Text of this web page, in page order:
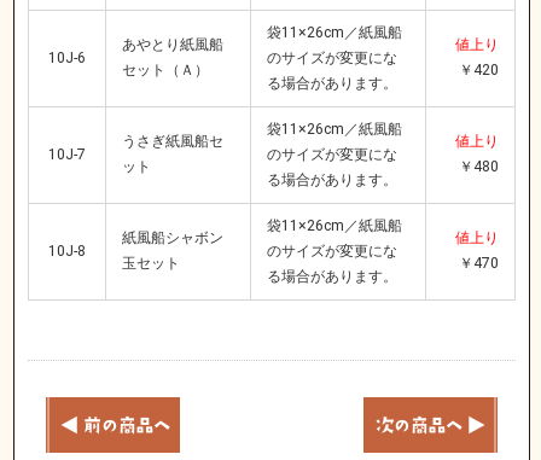
10J-6
あやとり紙風船
セット（Ａ）
袋11×26cm／紙風船
のサイズが変更にな
る場合があります。
値上り
￥420
10J-7
うさぎ紙風船セ
ット
袋11×26cm／紙風船
のサイズが変更にな
る場合があります。
値上り
￥480
10J-8
紙風船シャボン
玉セット
袋11×26cm／紙風船
のサイズが変更にな
る場合があります。
値上り
￥470